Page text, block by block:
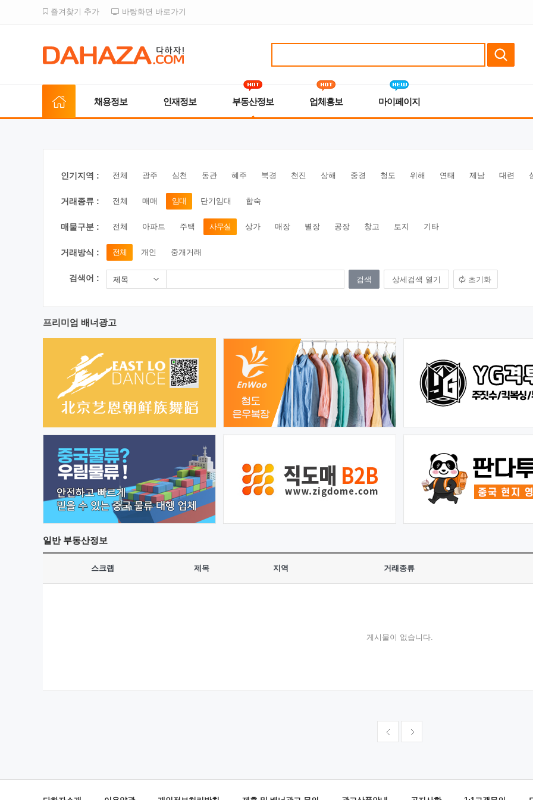
즐겨찾기 추가 바탕화면 바로가기
채용정보 인재정보 부동산정보 업체홍보 마이페이지
인기지역 : 전체 광주 심천 동관 혜주 북경 천진 상해 중경 청도 위해 연태 제남 대련
거래종류 : 전체 매매 임대 단기임대 합숙
매물구분 : 전체 아파트 주택 사무실 상가 매장 별장 공장 창고 토지 기타
거래방식 : 전체 개인 중개거래
검색어 : 제목 상세검색 열기 초기화
프리미엄 배너광고
일반부동산정보
스크랩 제목 지역 거래종류
게시물이 없습니다.